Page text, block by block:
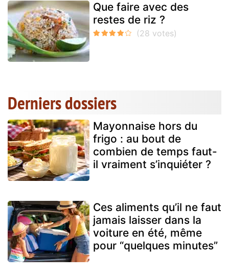
Que faire avec des
restes de riz ?
Derniers dossiers
Mayonnaise hors du
frigo : au bout de
combien de temps faut-
il vraiment s’inquiéter ?
Ces aliments qu’il ne faut
jamais laisser dans la
voiture en été, même
pour “quelques minutes”